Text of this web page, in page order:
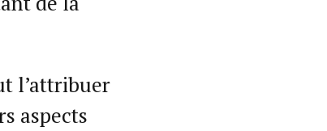
l’attribuer
aspects